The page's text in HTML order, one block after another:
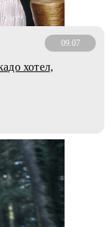
09.07
хотел,